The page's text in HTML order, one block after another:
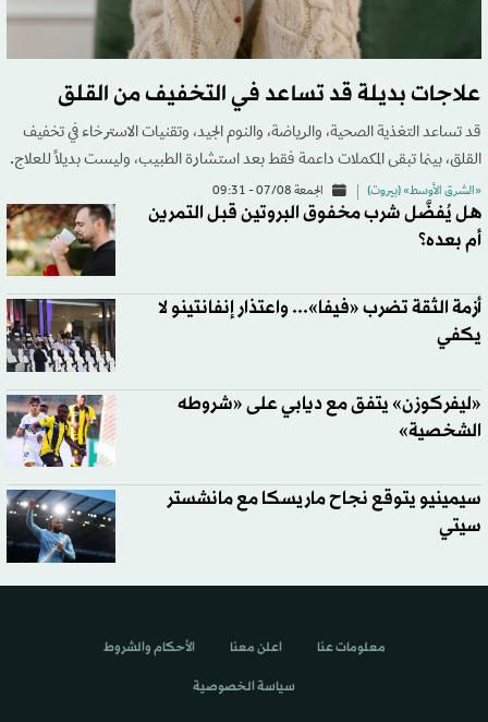
علاجات بديلة قد تساعد في التخفيف من القلق
قد تساعد التغذية الصحية، والرياضة، والنوم الجيد، وتقنيات الاسترخاء في تخفيف
القلق، بينما تبقى المكملات داعمة فقط بعد استشارة الطبيب، وليست بديلاً للعلاج.
«الشرق الأوسط» (بيروت) الجمعة 07/08 - 09:31
هل يُفضَّل شرب مخفوق البروتين قبل التمرين
أم بعده؟
أزمة الثقة تضرب «فيفا»... واعتذار إنفانتينو لا
يكفي
«ليفركوزن» يتفق مع ديابي على «شروطه
الشخصية»
سيمينيو يتوقع نجاح ماريسكا مع مانشستر
سيتي
معلومات عنا اعلن معنا الأحكام والشروط
سياسة الخصوصية